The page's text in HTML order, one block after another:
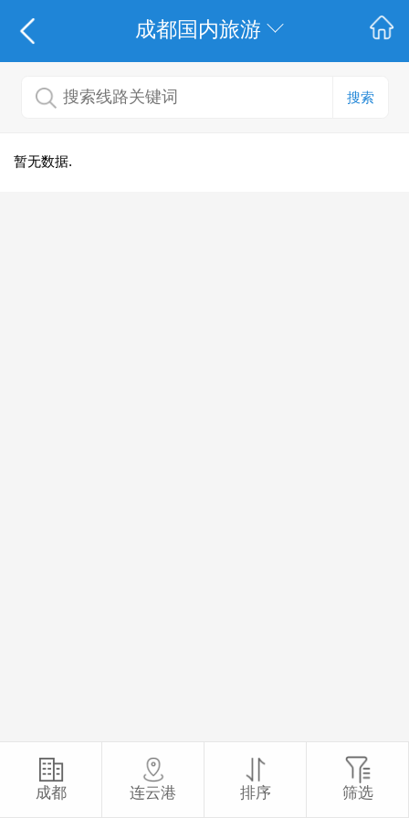
成都国内旅游
搜索
暂无数据.
成都 连云港 排序 筛选